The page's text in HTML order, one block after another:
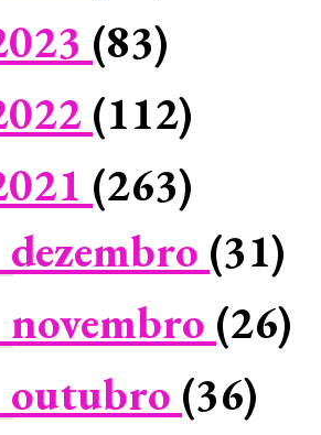
(83)
(112)
(263)
dezembro (31)
novembro (26)
outubro (36)